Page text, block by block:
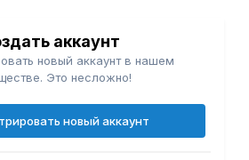
аккаунт
новый аккаунт в нашем
Это несложно!
новый аккаунт